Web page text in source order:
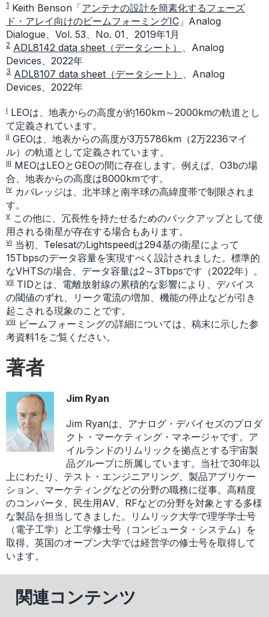
1 Keith Benson「アンテナの設計を簡素化するフェーズ
ド・アレイ向けのビームフォーミングIC 」Analog
Dialogue、Vol. 53、No. 01、2019年1月
2 ADL8142 data sheet（データシート） 、Analog
Devices、2022年
3 ADL8107 data sheet（データシート） 、Analog
Devices、2022年
i LEOは、地表からの高度が約160km～2000kmの軌道とし
て定義されています。
ii GEOは、地表からの高度が3万5786km（2万2236マイ
ル）の軌道として定義されています。
iii MEOはLEOとGEOの間に存在します。例えば、O3bの場
合、地表からの高度は8000kmです。
iv カバレッジは、北半球と南半球の高緯度帯で制限されま
す。
v この他に、冗長性を持たせるためのバックアップとして使
用される衛星が存在する場合もあります。
vi 当初、TelesatのLightspeedは294基の衛星によって
15Tbpsのデータ容量を実現すべく設計されました。標準的
なVHTSの場合、データ容量は2～3Tbpsです（2022年）。
vii TIDとは、電離放射線の累積的な影響により、デバイス
の閾値のずれ、リーク電流の増加、機能の停止などが引き
起こされる現象のことです。
viii ビームフォーミングの詳細については、稿末に示した参
考資料1をご覧ください。
著者
Jim Ryan
Jim Ryanは、アナログ・デバイセズのプロダ
クト・マーケティング・マネージャです。ア
イルランドのリムリックを拠点とする宇宙製
品グループに所属しています。当社で30年以
上にわたり、テスト・エンジニアリング、製品アプリケー
ション、マーケティングなどの分野の職務に従事。高精度
のコンバータ、民生用AV、RFなどの分野を対象とする多様
な製品を担当してきました。リムリック大学で理学学士号
（電子工学）と工学修士号（コンピュータ・システム）を
取得。英国のオープン大学では経営学の修士号を取得して
います。
関連コンテンツ